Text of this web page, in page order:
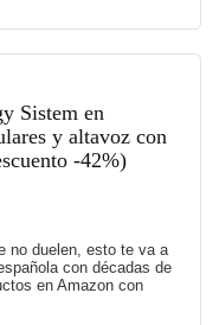
Sistem en
y altavoz con
-42%)
no duelen, esto te va a
con décadas de
en Amazon con